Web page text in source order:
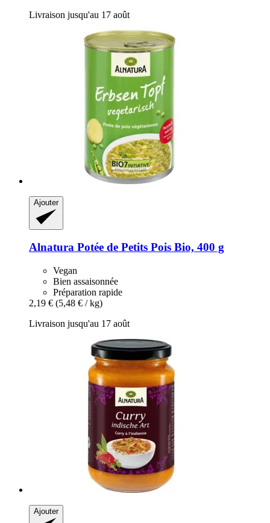
Livraison jusqu'au 17 août
Ajouter
Alnatura Potée de Petits Pois Bio, 400 g
Vegan
Bien assaisonnée
Préparation rapide
2,19 € (5,48 € / kg)
Livraison jusqu'au 17 août
Ajouter